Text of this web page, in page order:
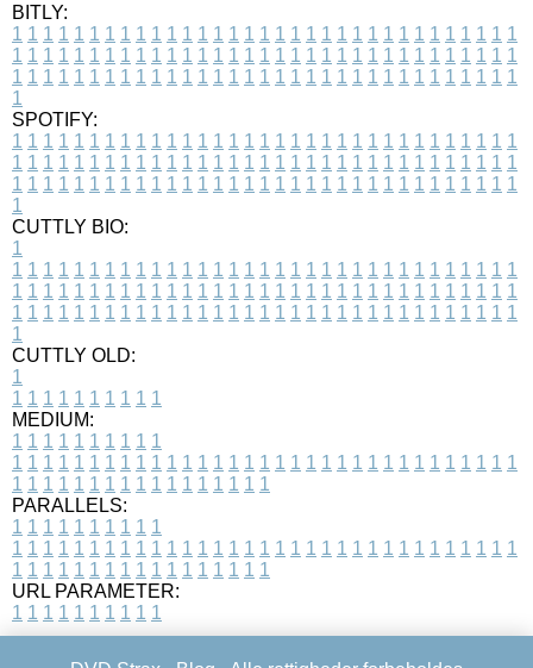
BITLY:
1 1 1 1 1 1 1 1 1 1 1 1 1 1 1 1 1 1 1 1 1 1 1 1 1 1 1 1 1 1 1 1 1
1 1 1 1 1 1 1 1 1 1 1 1 1 1 1 1 1 1 1 1 1 1 1 1 1 1 1 1 1 1 1 1 1
1 1 1 1 1 1 1 1 1 1 1 1 1 1 1 1 1 1 1 1 1 1 1 1 1 1 1 1 1 1 1 1 1
1
SPOTIFY:
1 1 1 1 1 1 1 1 1 1 1 1 1 1 1 1 1 1 1 1 1 1 1 1 1 1 1 1 1 1 1 1 1
1 1 1 1 1 1 1 1 1 1 1 1 1 1 1 1 1 1 1 1 1 1 1 1 1 1 1 1 1 1 1 1 1
1 1 1 1 1 1 1 1 1 1 1 1 1 1 1 1 1 1 1 1 1 1 1 1 1 1 1 1 1 1 1 1 1
1
CUTTLY BIO:
1
1 1 1 1 1 1 1 1 1 1 1 1 1 1 1 1 1 1 1 1 1 1 1 1 1 1 1 1 1 1 1 1 1
1 1 1 1 1 1 1 1 1 1 1 1 1 1 1 1 1 1 1 1 1 1 1 1 1 1 1 1 1 1 1 1 1
1 1 1 1 1 1 1 1 1 1 1 1 1 1 1 1 1 1 1 1 1 1 1 1 1 1 1 1 1 1 1 1 1
1
CUTTLY OLD:
1
1 1 1 1 1 1 1 1 1 1
MEDIUM:
1 1 1 1 1 1 1 1 1 1
1 1 1 1 1 1 1 1 1 1 1 1 1 1 1 1 1 1 1 1 1 1 1 1 1 1 1 1 1 1 1 1 1
1 1 1 1 1 1 1 1 1 1 1 1 1 1 1 1 1
PARALLELS:
1 1 1 1 1 1 1 1 1 1
1 1 1 1 1 1 1 1 1 1 1 1 1 1 1 1 1 1 1 1 1 1 1 1 1 1 1 1 1 1 1 1 1
1 1 1 1 1 1 1 1 1 1 1 1 1 1 1 1 1
URL PARAMETER:
1 1 1 1 1 1 1 1 1 1